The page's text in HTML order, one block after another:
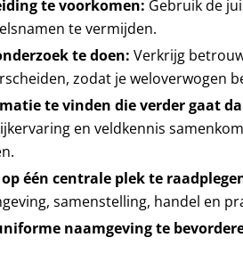
te voorkomen: Gebruik de
te vermijden.
te doen: Verkrijg
zodat je weloverwogen
te vinden die verder gaat
en veldkennis
één centrale plek te
samenstelling, handel en
naamgeving te